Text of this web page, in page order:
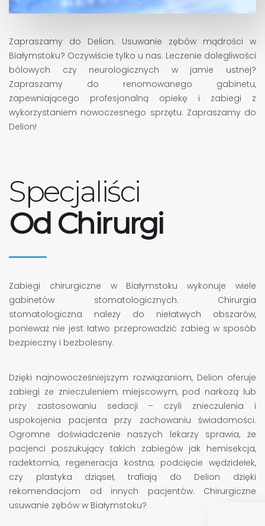
Zapraszamy do Delion. Usuwanie zębów mądrości w
Białymstoku? Oczywiście tylko u nas. Leczenie dolegliwości
bólowych czy neurologicznych w jamie ustnej?
Zapraszamy do renomowanego gabinetu,
zapewniającego profesjonalną opiekę i zabiegi z
wykorzystaniem nowoczesnego sprzętu. Zapraszamy do
Delion!
Specjaliści
Od Chirurgi
Zabiegi chirurgiczne w Białymstoku wykonuje wiele
gabinetów stomatologicznych. Chirurgia
stomatologiczna należy do niełatwych obszarów,
ponieważ nie jest łatwo przeprowadzić zabieg w sposób
bezpieczny i bezbolesny.
Dzięki najnowocześniejszym rozwiązaniom, Delion oferuje
zabiegi ze znieczuleniem miejscowym, pod narkozą lub
przy zastosowaniu sedacji – czyli znieczulenia i
uspokojenia pacjenta przy zachowaniu świadomości.
Ogromne doświadczenie naszych lekarzy sprawia, że
pacjenci poszukujący takich zabiegów jak hemisekcja,
radektomia, regeneracja kostna, podcięcie wędzidełek,
czy plastyka dziąseł, trafiają do Delion dzięki
rekomendacjom od innych pacjentów. Chirurgiczne
usuwanie zębów w Białymstoku?